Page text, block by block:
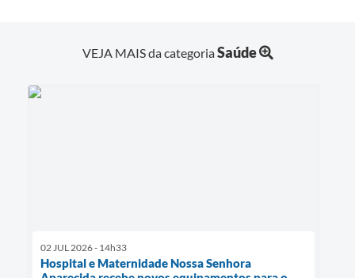
VEJA MAIS da categoriaSaúde
02 JUL 2026 - 14h33
Hospital e Maternidade Nossa Senhora